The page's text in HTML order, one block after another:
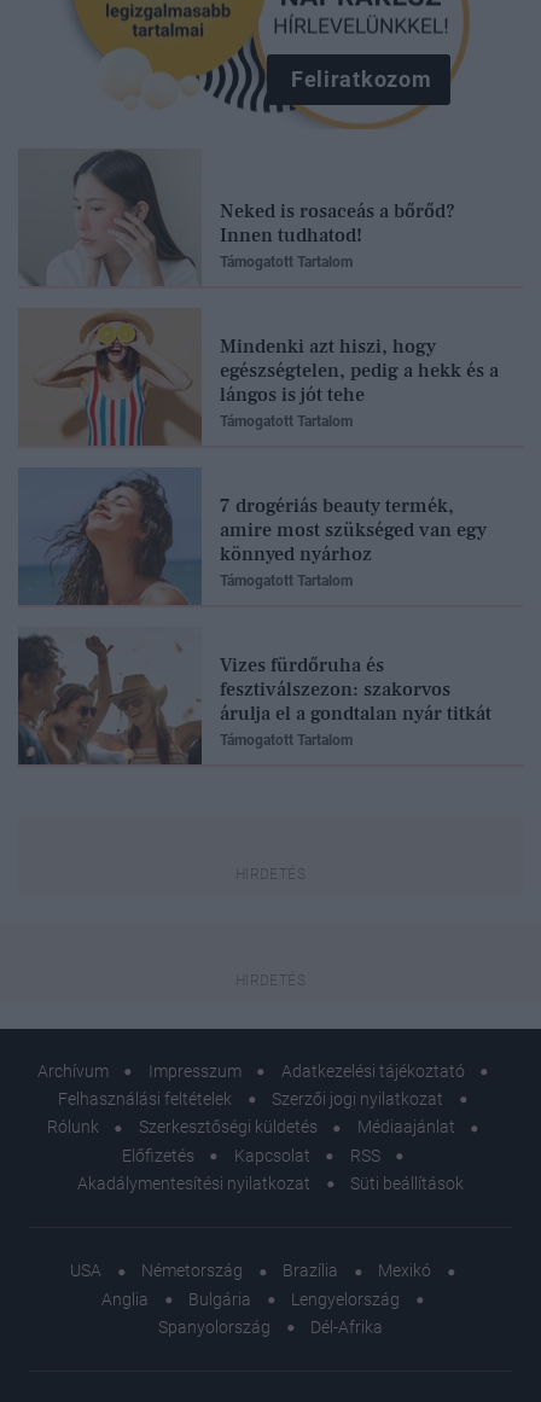
Feliratkozom
Neked is rosaceás a bőrőd?
Innen tudhatod!
Támogatott Tartalom
Mindenki azt hiszi, hogy
egészségtelen, pedig a hekk és a
lángos is jót tehe
Támogatott Tartalom
7 drogériás beauty termék,
amire most szükséged van egy
könnyed nyárhoz
Támogatott Tartalom
Vizes fürdőruha és
fesztiválszezon: szakorvos
árulja el a gondtalan nyár titkát
Támogatott Tartalom
Archívum Impresszum
Adatkezelési tájékoztató
Felhasználási feltételek
Szerzői jogi nyilatkozat
Rólunk
Szerkesztőségi küldetés
Médiaajánlat
Előfizetés
Kapcsolat
RSS
Akadálymentesítési nyilatkozat
Süti beállítások
USA Németország Brazília
Mexikó
Anglia
Bulgária
Lengyelország
Spanyolország
Dél-Afrika